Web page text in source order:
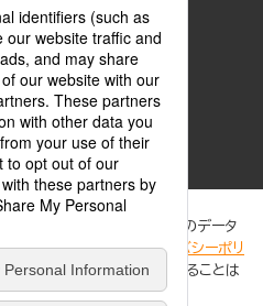
ービスが、著作権者からコンテンツ使用許諾を
登録商標(登録番号 第6091713号)です。
便性向上のためにCookie等のデータ
ついての詳細は、「プライバシーポリ
、訪問者の個人情報を追跡することは